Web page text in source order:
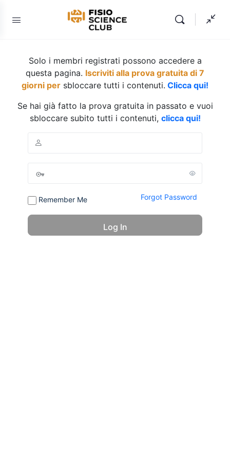
Solo i membri registrati possono accedere a
questa pagina. Iscriviti alla prova gratuita di 7
giorni per sbloccare tutti i contenuti. Clicca qui!
Se hai già fatto la prova gratuita in passato e vuoi
sbloccare subito tutti i contenuti, clicca qui!
Remember Me Forgot Password